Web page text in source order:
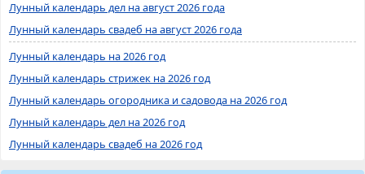
Лунный календарь дел на август 2026 года
Лунный календарь свадеб на август 2026 года
Лунный календарь на 2026 год
Лунный календарь стрижек на 2026 год
Лунный календарь огородника и садовода на 2026 год
Лунный календарь дел на 2026 год
Лунный календарь свадеб на 2026 год